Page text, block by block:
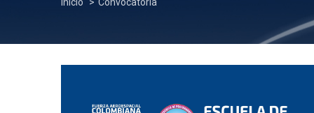
Sobrescribir
de
ayuda